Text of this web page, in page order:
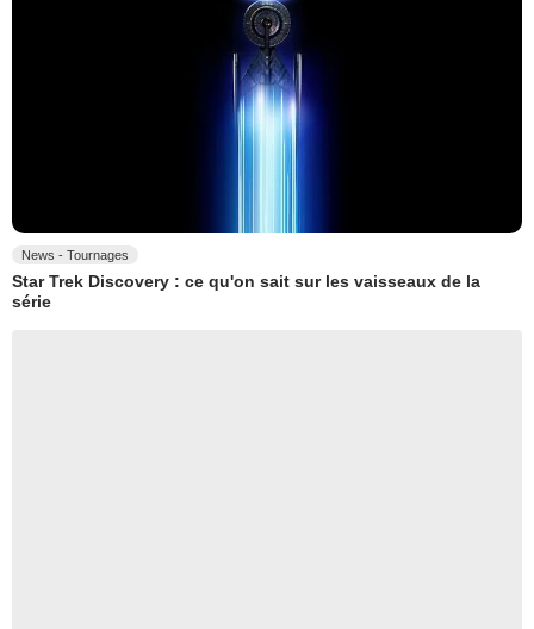
News - Tournages
Star Trek Discovery : ce qu'on sait sur les vaisseaux de la
série